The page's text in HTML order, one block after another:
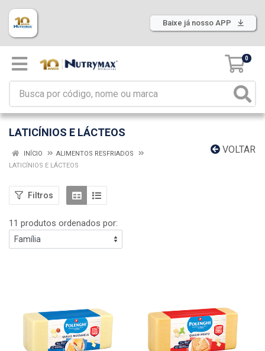
Baixe já nosso APP
0
LATICÍNIOS E LÁCTEOS
VOLTAR
INÍCIO
ALIMENTOS RESFRIADOS
LATICÍNIOS E LÁCTEOS
Filtros
11 produtos ordenados por: